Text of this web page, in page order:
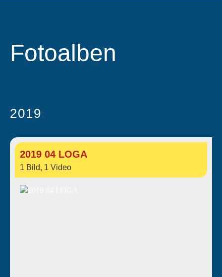
Fotoalben
2019
2019 04 LOGA
1 Bild, 1 Video